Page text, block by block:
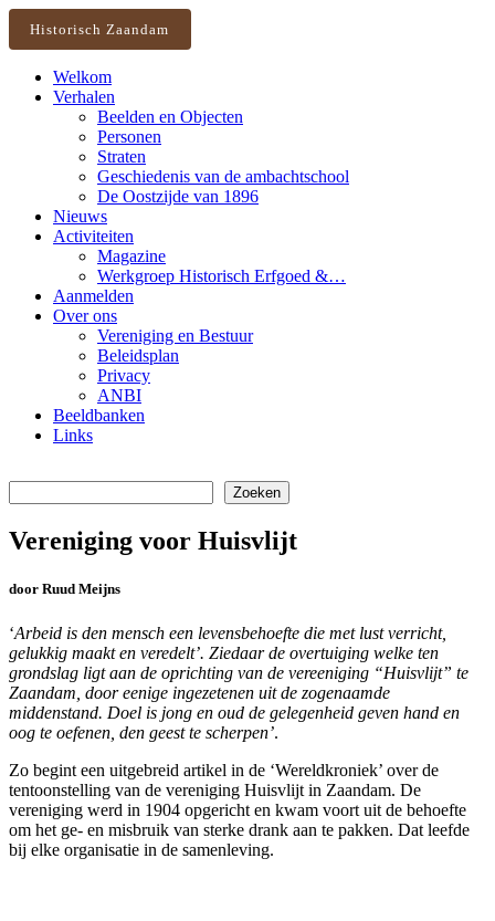
Historisch Zaandam
Welkom
Verhalen
Beelden en Objecten
Personen
Straten
Geschiedenis van de ambachtschool
De Oostzijde van 1896
Nieuws
Activiteiten
Magazine
Werkgroep Historisch Erfgoed &…
Aanmelden
Over ons
Vereniging en Bestuur
Beleidsplan
Privacy
ANBI
Beeldbanken
Links
Zoeken
Vereniging voor Huisvlijt
door Ruud Meijns
‘Arbeid is den mensch een levensbehoefte die met lust verricht,
gelukkig maakt en veredelt’. Ziedaar de overtuiging welke ten
grondslag ligt aan de oprichting van de vereeniging “Huisvlijt” te
Zaandam, door eenige ingezetenen uit de zogenaamde
middenstand. Doel is jong en oud de gelegenheid geven hand en
oog te oefenen, den geest te scherpen’.
Zo begint een uitgebreid artikel in de ‘Wereldkroniek’ over de
tentoonstelling van de vereniging Huisvlijt in Zaandam. De
vereniging werd in 1904 opgericht en kwam voort uit de behoefte
om het ge- en misbruik van sterke drank aan te pakken. Dat leefde
bij elke organisatie in de samenleving.